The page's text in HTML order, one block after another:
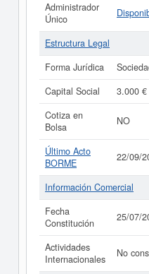
Administrador
Único
Estructura Legal
Forma Jurídica
Capital Social
3.000 €
Cotiza en
Bolsa
NO
Último Acto
BORME
22/09/
Información Comercial
Fecha
Constitución
25/07/
Actividades
Internacionales
No